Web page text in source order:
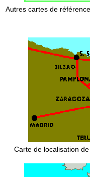
Autres cartes de
Carte de localisation